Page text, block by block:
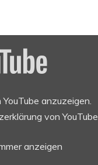
anzuzeigen.
von YouTube
anzeigen